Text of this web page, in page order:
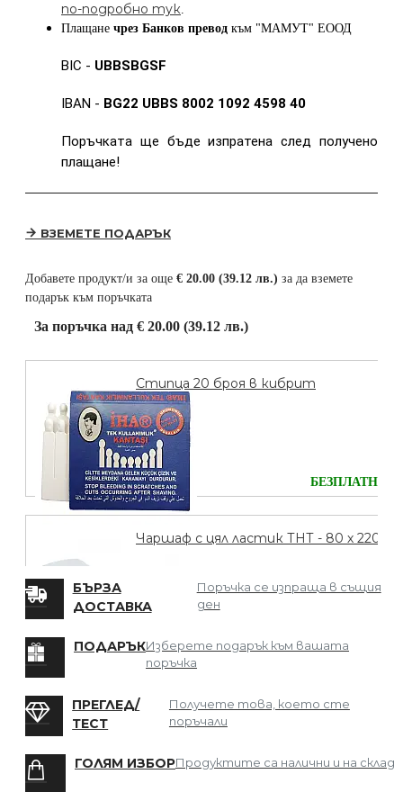
по-подробно тук.
Плащане чрез Банков превод към "МАМУТ" ЕООД
BIC - UBBSBGSF
IBAN - BG22 UBBS 8002 1092 4598 40
Поръчката ще бъде изпратена след получено
плащане!
ВЗЕМЕТЕ ПОДАРЪК
Добавете продукт/и за още € 20.00 (39.12 лв.) за да вземете
подарък към поръчката
За поръчка над € 20.00 (39.12 лв.)
Стипца 20 броя в кибрит
БЕЗПЛАТНО
Чаршаф с цял ластик ТНТ - 80 х 220
БЪРЗА
ДОСТАВКА
Поръчка се изпраща в същия
ден
ПОДАРЪКИзберете подарък към вашата
поръчка
ПРЕГЛЕД/
ТЕСТ
Получете това, което сте
поръчали
ГОЛЯМ ИЗБОРПродуктите са налични и на склад